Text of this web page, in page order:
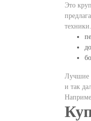
Это
Лучшие
и так